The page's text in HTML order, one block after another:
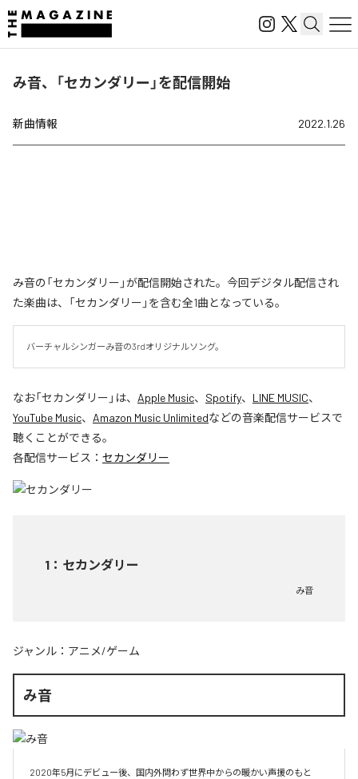
み音、「セカンダリー」を配信開始
新曲情報 2022.1.26
み音の「セカンダリー」が配信開始された。今回デジタル配信され
た楽曲は、「セカンダリー」を含む全1曲となっている。
バーチャルシンガーみ音の3rdオリジナルソング。
なお「セカンダリー 」は、 Apple Music、 Spotify、 LINE MUSIC、
YouTube Music、 Amazon Music Unlimitedなどの音楽配信サービスで
聴くことができる。
各配信サービス： セカンダリー
1 ： セカンダリー
み音
ジャンル： アニメ/ゲーム
み音
2020年5月にデビュー後、国内外問わず世界中からの暖かい声援のもと